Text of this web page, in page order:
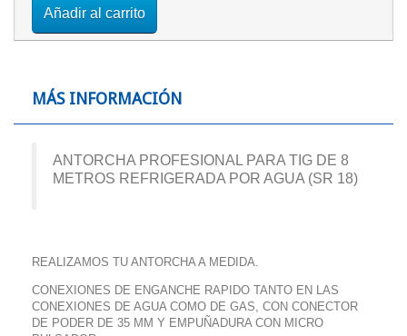
Añadir al carrito
MÁS INFORMACIÓN
ANTORCHA PROFESIONAL PARA TIG DE 8
METROS REFRIGERADA POR AGUA (SR 18)
REALIZAMOS TU ANTORCHA A MEDIDA.
CONEXIONES DE ENGANCHE RAPIDO TANTO EN LAS
CONEXIONES DE AGUA COMO DE GAS, CON CONECTOR
DE PODER DE 35 MM Y EMPUÑADURA CON MICRO